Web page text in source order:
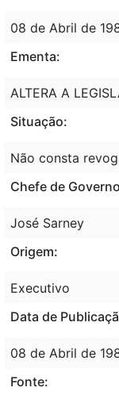
08 de Abril de
Ementa:
ALTERA A
Situação:
Não consta
Chefe de
José Sarney
Origem:
Executivo
Data de
08 de Abril de
Fonte: